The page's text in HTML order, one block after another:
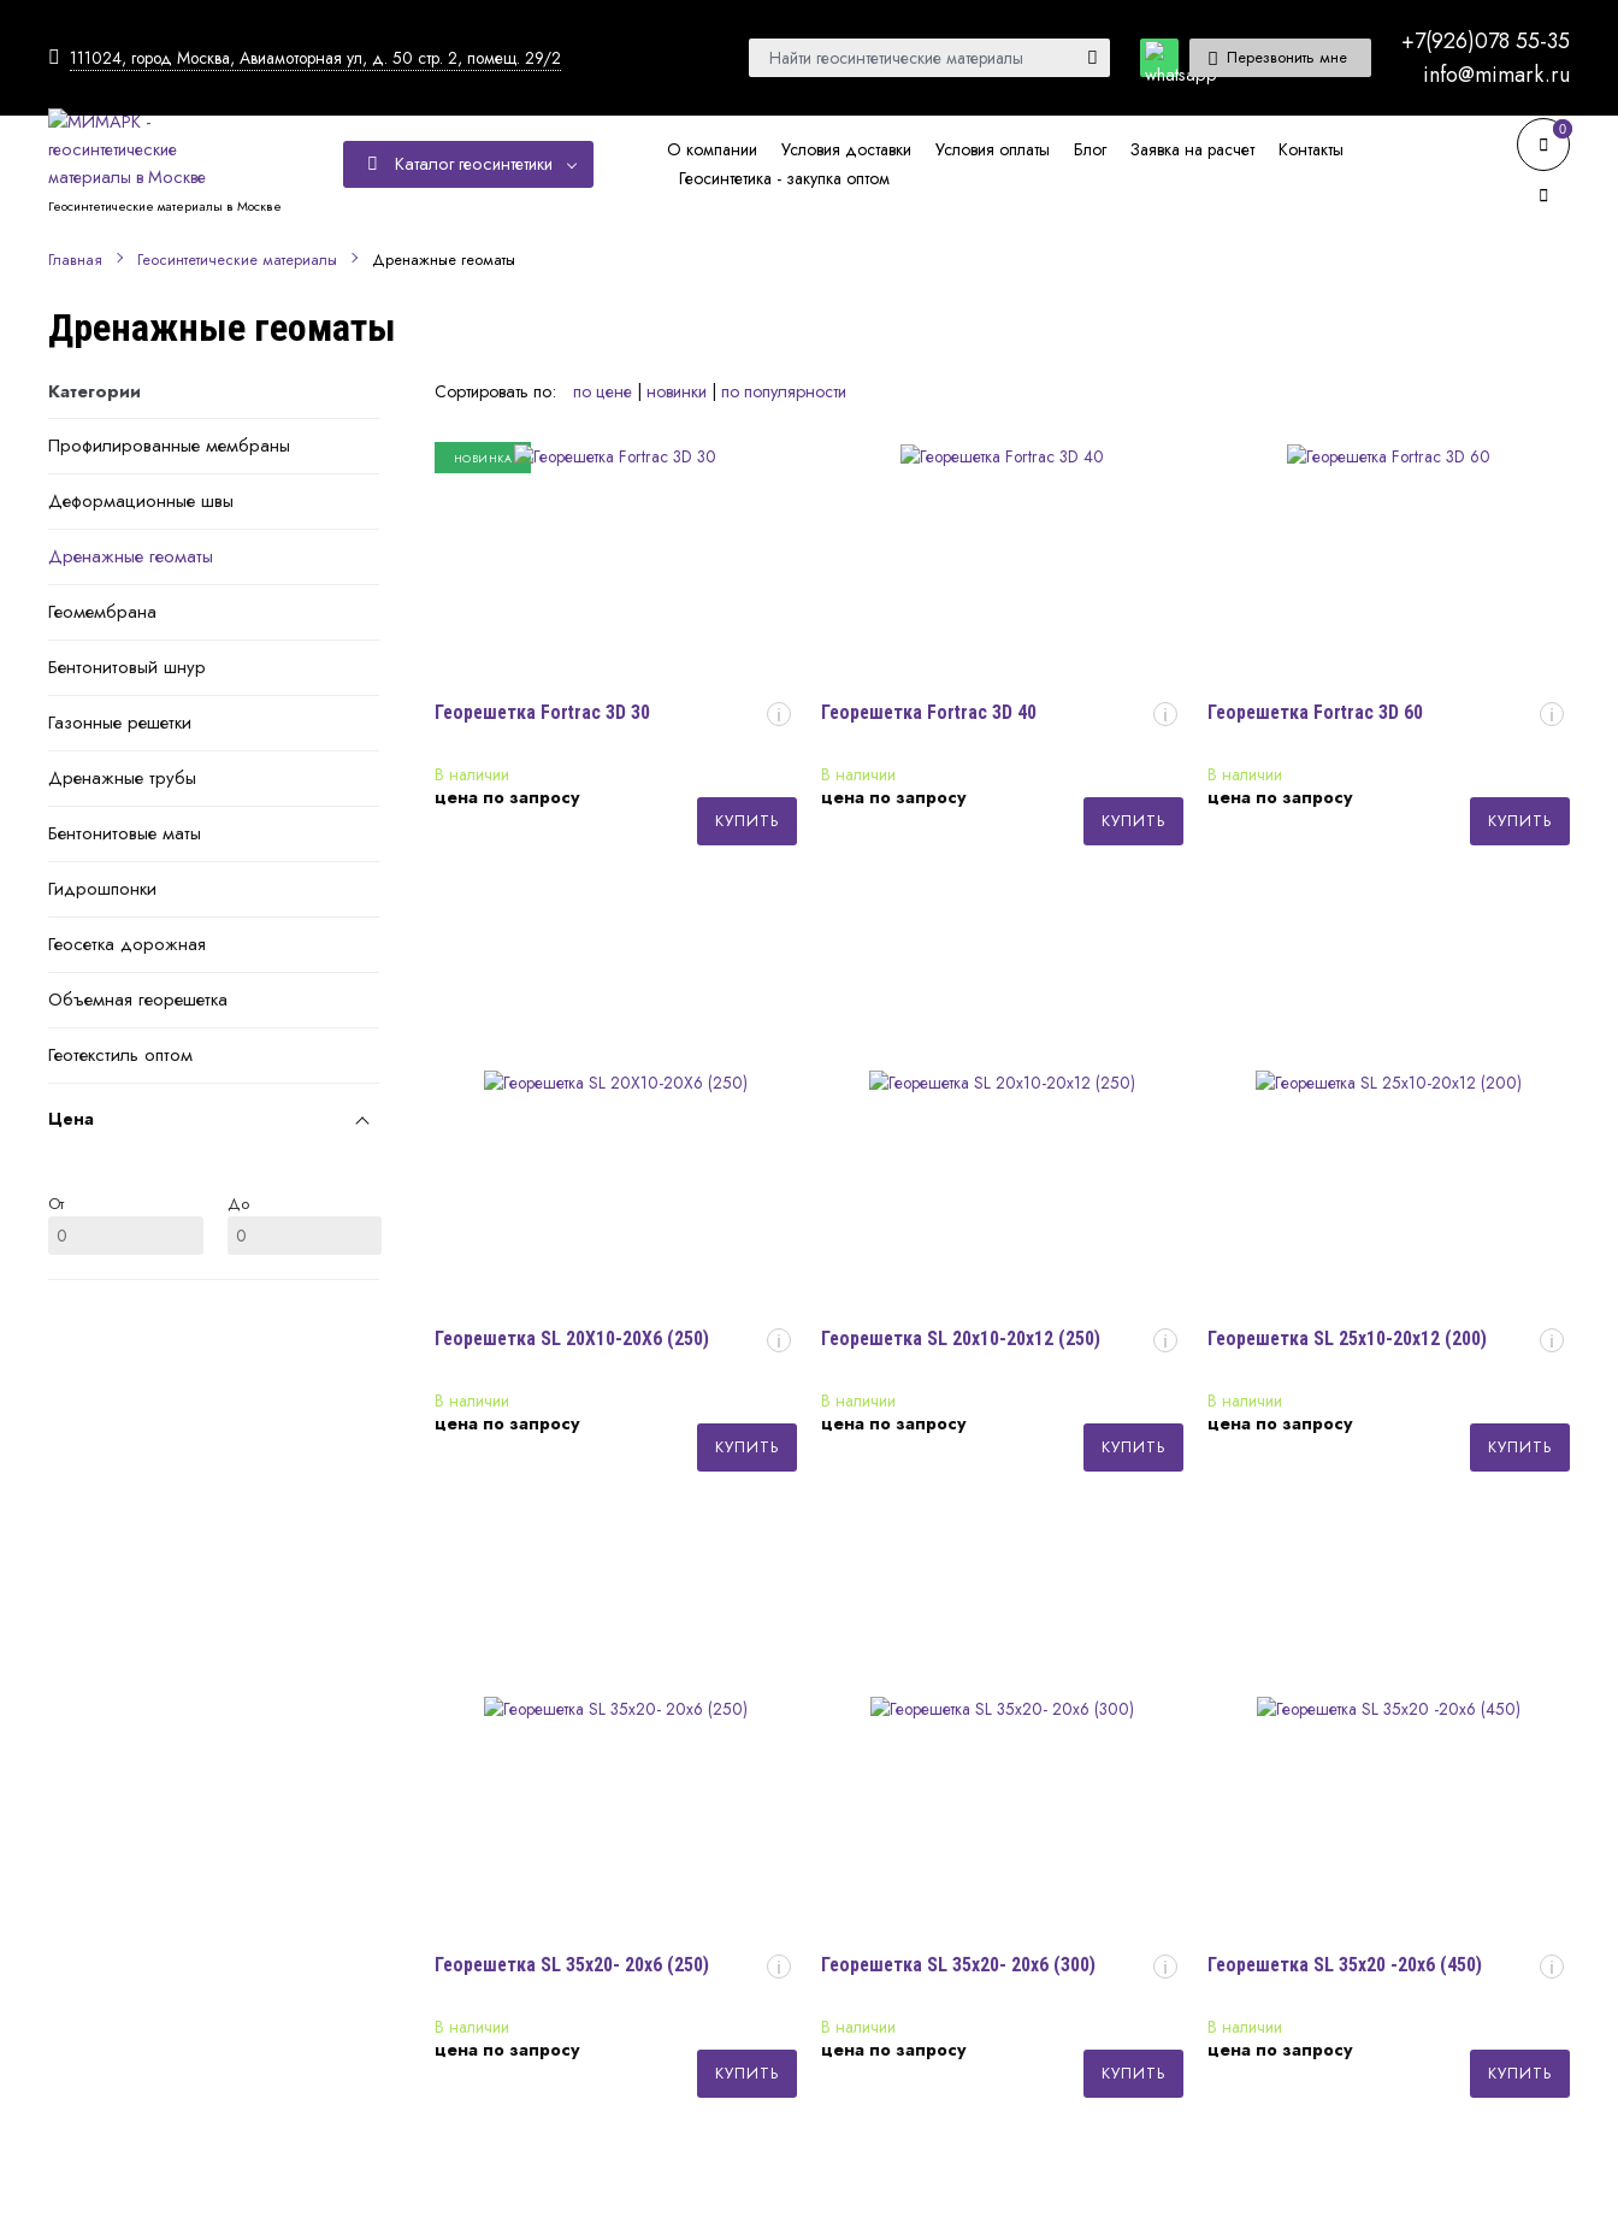
111024, город Москва, Авиамоторная ул, д. 50 стр. 2, помещ. 29/2 Перезвонить мне
+7(926)078 55-35
info@mimark.ru
Геосинтетические материалы в Москве
Каталог геосинтетики
О компании Условия доставки Условия оплаты Блог Заявка на расчет
Контакты
Геосинтетика - закупка оптом
0
0
Главная Геосинтетические материалы Дренажные геоматы
Дренажные геоматы
Категории
Профилированные мембраны
Деформационные швы
Дренажные геоматы
Геомембрана
Бентонитовый шнур
Газонные решетки
Дренажные трубы
Бентонитовые маты
Гидрошпонки
Геосетка дорожная
Объемная георешетка
Геотекстиль оптом
Цена
От До
Сортировать по: по цене | новинки | по популярности
НОВИНКА
Георешетка Fortrac 3D 30 i
В наличии
цена по запросу
КУПИТЬ
Георешетка Fortrac 3D 40 i
В наличии
цена по запросу
КУПИТЬ
Георешетка Fortrac 3D 60 i
В наличии
цена по запросу
КУПИТЬ
Георешетка SL 20X10-20X6 (250) i
В наличии
цена по запросу
КУПИТЬ
Георешетка SL 20x10-20x12 (250) i
В наличии
цена по запросу
КУПИТЬ
Георешетка SL 25x10-20x12 (200) i
В наличии
цена по запросу
КУПИТЬ
Георешетка SL 35x20- 20x6 (250) i
В наличии
цена по запросу
КУПИТЬ
Георешетка SL 35x20- 20x6 (300) i
В наличии
цена по запросу
КУПИТЬ
Георешетка SL 35x20 -20x6 (450) i
В наличии
цена по запросу
КУПИТЬ